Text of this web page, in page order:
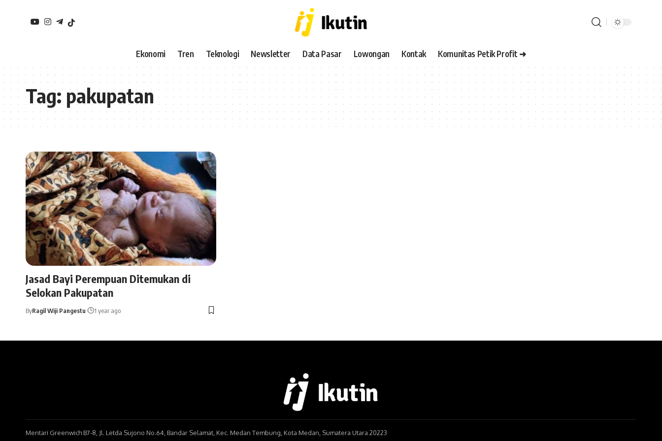
Ekonomi Tren Teknologi Newsletter Data Pasar Lowongan Kontak Komunitas Petik Profit ➜
Tag:pakupatan
Jasad Bayi Perempuan Ditemukan di
Selokan Pakupatan
ByRagil Wiji Pangestu 1 year ago
Mentari Greenwich B7-8, Jl. Letda Sujono No.64, Bandar Selamat, Kec. Medan Tembung, Kota Medan, Sumatera Utara 20223